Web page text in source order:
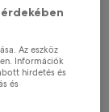
múlva
Az eszköz
Információk
hirdetés és
és